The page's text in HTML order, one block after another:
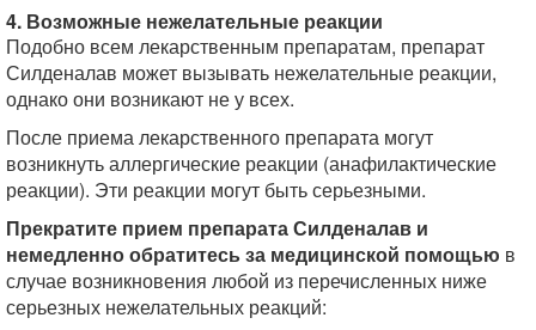
4. Возможные нежелательные реакции
Подобно всем лекарственным препаратам, препарат
Силденалав может вызывать нежелательные реакции,
однако они возникают не у всех.
После приема лекарственного препарата могут
возникнуть аллергические реакции (анафилактические
реакции). Эти реакции могут быть серьезными.
Прекратите прием препарата Силденалав и
немедленно обратитесь за медицинской помощью в
случае возникновения любой из перечисленных ниже
серьезных нежелательных реакций: